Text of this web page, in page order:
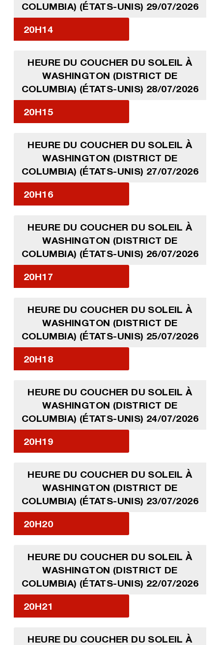
COLUMBIA) (ÉTATS-UNIS) 29/07/2026
20H14
HEURE DU COUCHER DU SOLEIL À
WASHINGTON (DISTRICT DE
COLUMBIA) (ÉTATS-UNIS) 28/07/2026
20H15
HEURE DU COUCHER DU SOLEIL À
WASHINGTON (DISTRICT DE
COLUMBIA) (ÉTATS-UNIS) 27/07/2026
20H16
HEURE DU COUCHER DU SOLEIL À
WASHINGTON (DISTRICT DE
COLUMBIA) (ÉTATS-UNIS) 26/07/2026
20H17
HEURE DU COUCHER DU SOLEIL À
WASHINGTON (DISTRICT DE
COLUMBIA) (ÉTATS-UNIS) 25/07/2026
20H18
HEURE DU COUCHER DU SOLEIL À
WASHINGTON (DISTRICT DE
COLUMBIA) (ÉTATS-UNIS) 24/07/2026
20H19
HEURE DU COUCHER DU SOLEIL À
WASHINGTON (DISTRICT DE
COLUMBIA) (ÉTATS-UNIS) 23/07/2026
20H20
HEURE DU COUCHER DU SOLEIL À
WASHINGTON (DISTRICT DE
COLUMBIA) (ÉTATS-UNIS) 22/07/2026
20H21
HEURE DU COUCHER DU SOLEIL À